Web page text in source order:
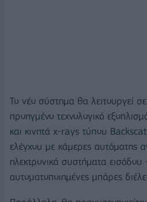
Το νέο σύστημα θα λειτουργεί
προηγμένο τεχνολογικό
και κινητά x-rays τύπου
ελέγχου με κάμερες αυτόματης
ηλεκτρονικά συστήματα εισόδου
αυτοματοποιημένες μπάρες